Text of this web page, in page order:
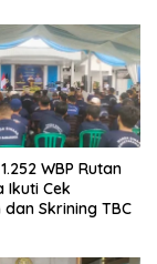
WBP Rutan
Ikuti Cek
Skrining TBC